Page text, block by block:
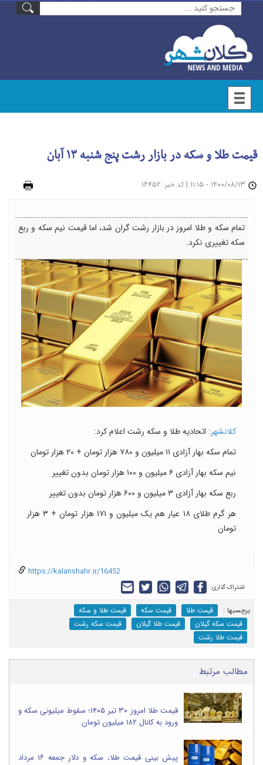
قیمت طلا و سکه در بازار رشت پنج شنبه ۱۳ آبان
| کد خبر: ۱۶۴۵۲
تمام سکه و طلا امروز در بازار رشت گران شد، اما قیمت نیم سکه و ربع
سکه تغییری نکرد.
کلانشهر: اتحادیه طلا و سکه رشت اعلام کرد:
تمام سکه بهار آزادی ۱۱ میلیون و ۷۸۰ هزار تومان + ۲۰ هزار تومان
نیم سکه بهار آزادی ۶ میلیون و ۱۰۰ هزار تومان بدون تغییر
ربع سکه بهار آزادی ۳ میلیون و ۶۰۰ هزار تومان بدون تغییر
هر گرم طلای ۱۸ عیار هم یک میلیون و ۱۷۱ هزار تومان + ۳ هزار
تومان
https://kalanshahr.ir/16452
اشتراک گذاری:
برچسب‎ها : قیمت طلا قیمت سکه
قیمت طلا و سکه
قیمت سکه گیلان
قیمت طلا گیلان
قیمت سکه رشت
قیمت طلا رشت
مطالب مرتبط
قیمت طلا امروز ۳۰ تیر ۱۴۰۵؛ سقوط میلیونی سکه و
ورود به کانال ۱۸۲ میلیون تومان
پیش بینی قیمت طلا، سکه و دلار جمعه ۱۶ مرداد